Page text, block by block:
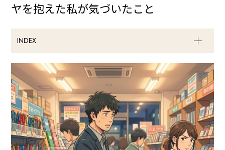
ヤを抱えた私が気づいたこと
INDEX